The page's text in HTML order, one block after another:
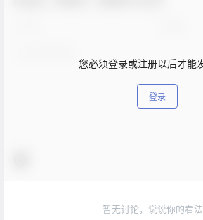
您必须登录或注册以后才能
登录
暂无讨论，说说你的看